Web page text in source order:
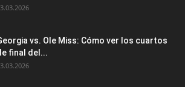
vs. Ole Miss: Cómo ver los cuartos
final del...